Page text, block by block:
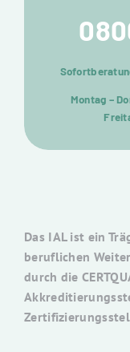
Montag –
Das IAL ist ein
beruflichen
durch die